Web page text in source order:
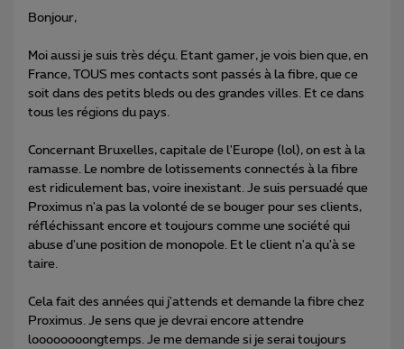
Bonjour,
Moi aussi je suis très déçu. Etant gamer, je vois bien que, en
France, TOUS mes contacts sont passés à la fibre, que ce
soit dans des petits bleds ou des grandes villes. Et ce dans
tous les régions du pays.
Concernant Bruxelles, capitale de l'Europe (lol), on est à la
ramasse. Le nombre de lotissements connectés à la fibre
est ridiculement bas, voire inexistant. Je suis persuadé que
Proximus n'a pas la volonté de se bouger pour ses clients,
réfléchissant encore et toujours comme une société qui
abuse d'une position de monopole. Et le client n'a qu'à se
taire.
Cela fait des années qui j'attends et demande la fibre chez
Proximus. Je sens que je devrai encore attendre
loooooooongtemps. Je me demande si je serai toujours